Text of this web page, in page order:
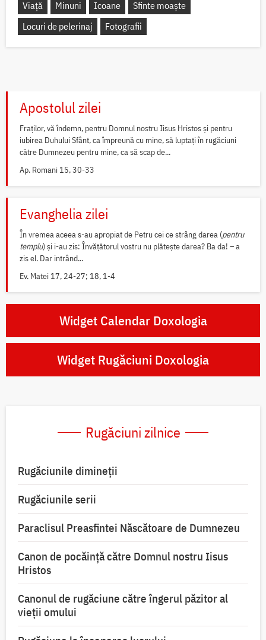
Viață Minuni Icoane
Sfinte moaște
Locuri de pelerinaj
Fotografii
Apostolul zilei
Fraților, vă îndemn, pentru Domnul nostru Iisus Hristos și pentru
iubirea Duhului Sfânt, ca împreună cu mine, să luptați în rugăciuni
către Dumnezeu pentru mine, ca să scap de...
Ap. Romani 15, 30-33
Evanghelia zilei
În vremea aceea s-au apropiat de Petru cei ce strâng darea (pentru
templu) și i-au zis: Învățătorul vostru nu plătește darea? Ba da! – a
zis el. Dar intrând...
Ev. Matei 17, 24-27; 18, 1-4
Widget Calendar Doxologia
Widget Rugăciuni Doxologia
Rugăciuni zilnice
Rugăciunile dimineții
Rugăciunile serii
Paraclisul Preasfintei Născătoare de Dumnezeu
Canon de pocăință către Domnul nostru Iisus
Hristos
Canonul de rugăciune către îngerul păzitor al
vieții omului